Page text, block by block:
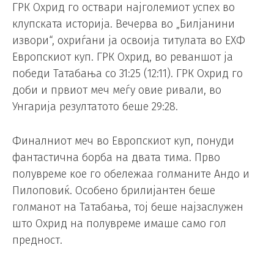
ГРК Охрид го оствари најголемиот успех во
клупската историја. Вечерва во „Билјанини
извори“, охриѓани ја освоија титулата во ЕХФ
Европскиот куп. ГРК Охрид, во реваншот ја
победи Татабања со 31:25 (12:11). ГРК Охрид го
доби и првиот меч меѓу овие ривали, во
Унгарија резултатото беше 29:28.
Финалниот меч во Европскиот куп, понуди
фантастична борба на двата тима. Прво
полувреме кое го обележаа голманите Андо и
Пилоповиќ. Особено брилијантен беше
голманот на Татабања, тој беше најзаслужен
што Охрид на полувреме имаше само гол
предност.